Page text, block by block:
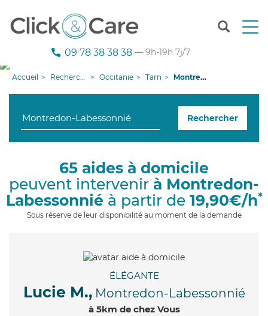
T
n
g
i
o
n
09 78 38 38 38 — 9h-19h 7j/7
Accueil Recherche aide à domicile Occitanie Tarn Montredon-Labessonnié
Rechercher
65 aides à domicile
peuvent intervenir à Montredon-
Labessonnié à partir de 19,90€/h*
Sous réserve de leur disponibilité au moment de la demande
ÉLÉGANTE
Lucie M., Montredon-Labessonnié
à 5km de chez Vous